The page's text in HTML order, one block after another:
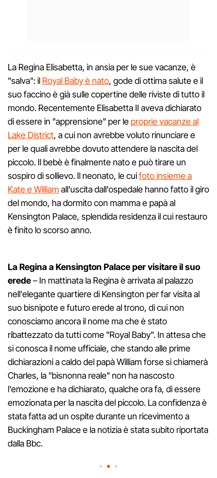
La Regina Elisabetta, in ansia per le sue vacanze, è
"salva": il Royal Baby è nato, gode di ottima salute e il
suo faccino è già sulle copertine delle riviste di tutto il
mondo. Recentemente Elisabetta II aveva dichiarato
di essere in "apprensione" per le proprie vacanze al
Lake District, a cui non avrebbe voluto rinunciare e
per le quali avrebbe dovuto attendere la nascita del
piccolo. Il bebè è finalmente nato e può tirare un
sospiro di sollievo. Il neonato, le cuifoto insieme a
Kate e William all'uscita dall'ospedale hanno fatto il giro
del mondo, ha dormito con mamma e papà al
Kensington Palace, splendida residenza il cui restauro
è finito lo scorso anno.
La Regina a Kensington Palace per visitare il suo
erede– In mattinata la Regina è arrivata al palazzo
nell'elegante quartiere di Kensington per far visita al
suo bisnipote e futuro erede al trono, di cui non
conosciamo ancora il nome ma che è stato
ribattezzato da tutti come "Royal Baby". In attesa che
si conosca il nome ufficiale, che stando alle prime
dichiarazioni a caldo del papà William forse si chiamerà
Charles, la "bisnonna reale" non ha nascosto
l'emozione e ha dichiarato, qualche ora fa, di essere
emozionata per la nascita del piccolo. La confidenza è
stata fatta ad un ospite durante un ricevimento a
Buckingham Palace e la notizia è stata subito riportata
dalla Bbc.